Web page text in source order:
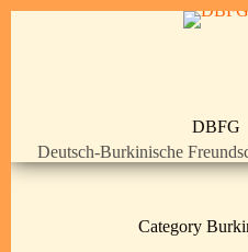
DBFG
Deutsch-Burkinische
Category